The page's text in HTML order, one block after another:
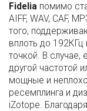
Fidelia помимо
AIFF, WAV, CAF,
того,
вплоть до
точкой. В случае,
другой частотой
мощные и
ресемплинга и
iZotope.